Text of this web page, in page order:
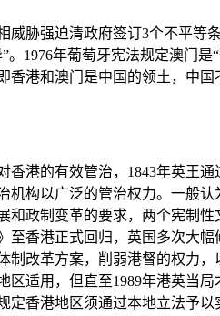
强迫清政府签订3个不平等
1976年葡萄牙宪法规定澳门
港和澳门是中国的领土，中
的有效管治，1843年英王通
构以广泛的管治权力。一般
政制变革的要求，两个宪制
香港正式回归，英国多次大
改革方案，削弱港督的权力
适用，但直至1989年港英当
香港地区须通过本地立法予